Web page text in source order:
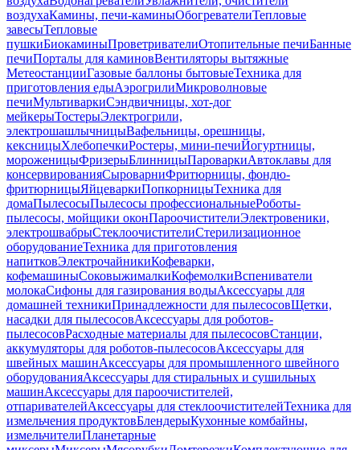
воздухаКамины, печи-каминыОбогревателиТепловые
завесыТепловые
пушкиБиокаминыПроветривателиОтопительные печиБанные
печиПорталы для каминовВентиляторы вытяжные
МетеостанцииГазовые баллоны бытовыеТехника для
приготовления едыАэрогрилиМикроволновые
печиМультиваркиСэндвичницы, хот-дог
мейкерыТостерыЭлектрогрили,
электрошашлычницыВафельницы, орешницы,
кексницыХлебопечкиРостеры, мини-печиЙогуртницы,
мороженицыФризерыБлинницыПароваркиАвтоклавы для
консервированияСыроварниФритюрницы, фондю-
фритюрницыЯйцеваркиПопкорницыТехника для
домаПылесосыПылесосы профессиональныеРоботы-
пылесосы, мойщики оконПароочистителиЭлектровеники,
электрошвабрыСтеклоочистителиСтерилизационное
оборудованиеТехника для приготовления
напитковЭлектрочайникиКофеварки,
кофемашиныСоковыжималкиКофемолкиВспениватели
молокаСифоны для газирования водыАксессуары для
домашней техникиПринадлежности для пылесосовЩетки,
насадки для пылесосовАксессуары для роботов-
пылесосовРасходные материалы для пылесосовСтанции,
аккумуляторы для роботов-пылесосовАксессуары для
швейных машинАксессуары для промышленного швейного
оборудованияАксессуары для стиральных и сушильных
машинАксессуары для пароочистителей,
отпаривателейАксессуары для стеклоочистителейТехника для
измельчения продуктовБлендерыКухонные комбайны,
измельчителиПланетарные